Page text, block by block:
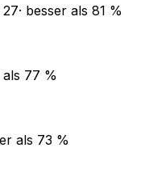
27· besser als 81 %
77 %
als 73 %